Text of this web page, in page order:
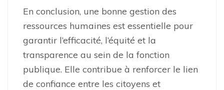
En conclusion, une bonne gestion des
ressources humaines est essentielle pour
garantir l’efficacité, l’équité et la
transparence au sein de la fonction
publique. Elle contribue à renforcer le lien
de confiance entre les citoyens et